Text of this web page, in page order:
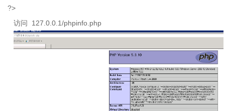
?>
访问 127.0.0.1/phpinfo.php